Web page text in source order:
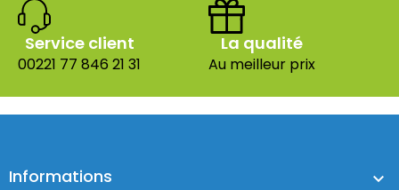
Service client
00221 77 846 21 31
La qualité
Au meilleur prix
Informations 